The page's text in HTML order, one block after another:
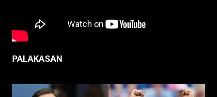
PALAKASAN